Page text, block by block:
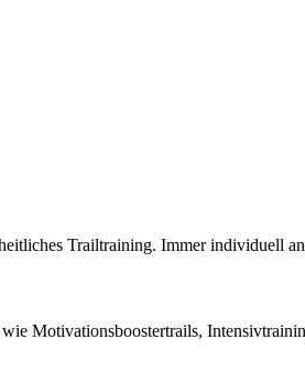
Trailtraining. Immer individuell
Motivationsboostertrails,